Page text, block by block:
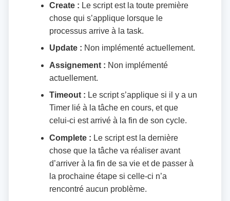
Create : Le script est la toute première
chose qui s’applique lorsque le
processus arrive à la task.
Update : Non implémenté actuellement.
Assignement : Non implémenté
actuellement.
Timeout : Le script s’applique si il y a un
Timer lié à la tâche en cours, et que
celui-ci est arrivé à la fin de son cycle.
Complete : Le script est la dernière
chose que la tâche va réaliser avant
d’arriver à la fin de sa vie et de passer à
la prochaine étape si celle-ci n’a
rencontré aucun problème.